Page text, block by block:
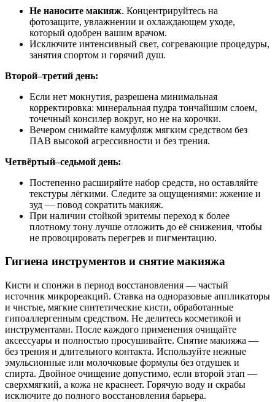
Не наносите макияж. Концентрируйтесь на
фотозащите, увлажнении и охлаждающем уходе,
который одобрен вашим врачом.
Исключите интенсивный свет, согревающие процедуры,
занятия спортом и горячий душ.
Второй–третий день:
Если нет мокнутия, разрешена минимальная
корректировка: минеральная пудра тончайшим слоем,
точечный консилер вокруг, но не на корочки.
Вечером снимайте камуфляж мягким средством без
ПАВ высокой агрессивности и без трения.
Четвёртый–седьмой день:
Постепенно расширяйте набор средств, но оставляйте
текстуры лёгкими. Следите за ощущениями: жжение и
зуд — повод сократить макияж.
При наличии стойкой эритемы переход к более
плотному тону лучше отложить до её снижения, чтобы
не провоцировать перегрев и пигментацию.
Гигиена инструментов и снятие макияжа
Кисти и спонжи в период восстановления — частый
источник микрореакций. Ставка на одноразовые аппликаторы
и чистые, мягкие синтетические кисти, обработанные
гипоаллергенным средством. Не делитесь косметикой и
инструментами. После каждого применения очищайте
аксессуары и полностью просушивайте. Снятие макияжа —
без трения и длительного контакта. Используйте нежные
эмульсионные или молочковые формулы без отдушек и
спирта. Двойное очищение допустимо, если второй этап —
сверхмягкий, а кожа не краснеет. Горячую воду и скрабы
исключите до полного восстановления барьера.